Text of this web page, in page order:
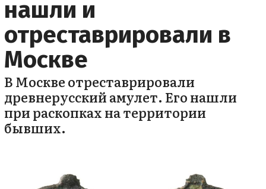
нашли и
отреставрировали в
Москве
В Москве отреставрировали
древнерусский амулет. Его нашли
при раскопках на территории
бывших.